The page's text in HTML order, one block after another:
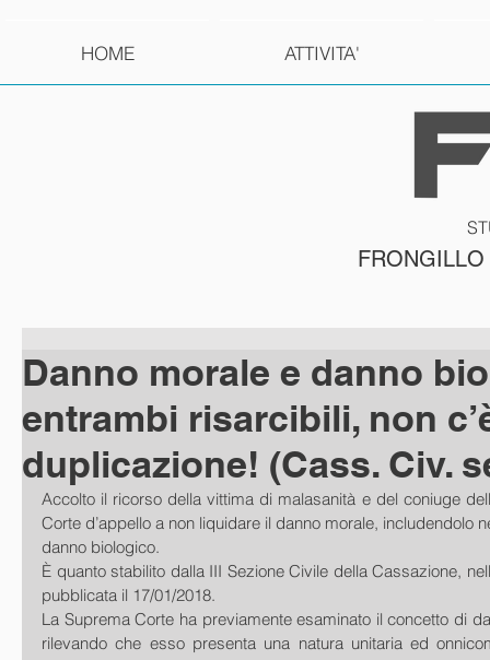
HOME ATTIVITA'
Danno morale e danno
entrambi risarcibili, non
duplicazione! (Cass. Civ.
Accolto il ricorso della vittima di malasanità e del coniuge
Corte d’appello a non liquidare il danno morale, includendolo
danno biologico.
È quanto stabilito dalla III Sezione Civile della Cassazione,
pubblicata il 17/01/2018.
La Suprema Corte ha previamente esaminato il concetto di
rilevando che esso presenta una natura unitaria ed